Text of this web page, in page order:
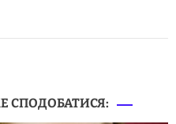
СПОДОБАТИСЯ: